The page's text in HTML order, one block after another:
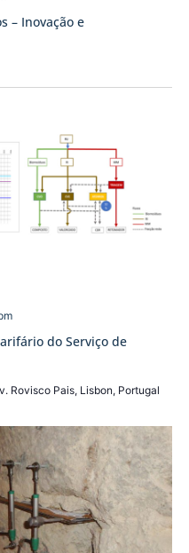
– Inovação e
do Serviço de
Rovisco Pais, Lisbon, Portugal